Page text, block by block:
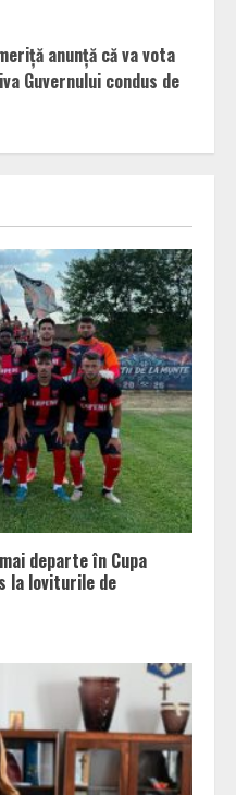
anunță că va vota
Guvernului condus de
departe în Cupa
la loviturile de